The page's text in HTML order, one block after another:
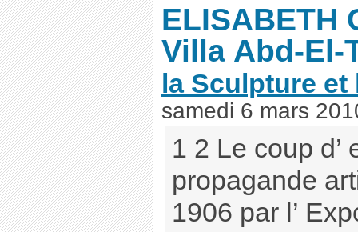
ELISABETH
Villa Abd-
la Sculpture
samedi 6 mars
1 2 Le coup d’
propagande
1906 par l’